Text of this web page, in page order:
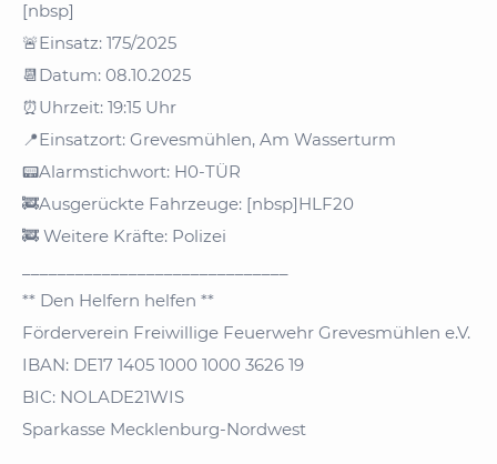
[nbsp]
🚨Einsatz: 175/2025
📆Datum: 08.10.2025
⏰Uhrzeit: 19:15 Uhr
📍Einsatzort: Grevesmühlen, Am Wasserturm
📟Alarmstichwort: H0-TÜR
🚒Ausgerückte Fahrzeuge: [nbsp]HLF20
🚒 Weitere Kräfte: Polizei
** Den Helfern helfen **
Förderverein Freiwillige Feuerwehr Grevesmühlen e.V.
IBAN: DE17 1405 1000 1000 3626 19
BIC: NOLADE21WIS
Sparkasse Mecklenburg-Nordwest